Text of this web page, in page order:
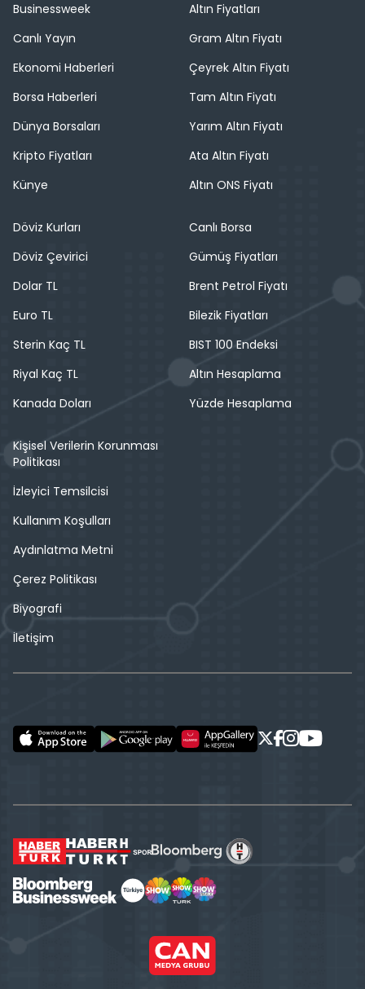
Businessweek
Canlı Yayın
Ekonomi Haberleri
Borsa Haberleri
Dünya Borsaları
Kripto Fiyatları
Künye
Altın Fiyatları
Gram Altın Fiyatı
Çeyrek Altın Fiyatı
Tam Altın Fiyatı
Yarım Altın Fiyatı
Ata Altın Fiyatı
Altın ONS Fiyatı
Döviz Kurları
Döviz Çevirici
Dolar TL
Euro TL
Sterin Kaç TL
Riyal Kaç TL
Kanada Doları
Canlı Borsa
Gümüş Fiyatları
Brent Petrol Fiyatı
Bilezik Fiyatları
BIST 100 Endeksi
Altın Hesaplama
Yüzde Hesaplama
Kişisel Verilerin Korunması
Politikası
İzleyici Temsilcisi
Kullanım Koşulları
Aydınlatma Metni
Çerez Politikası
Biyografi
İletişim